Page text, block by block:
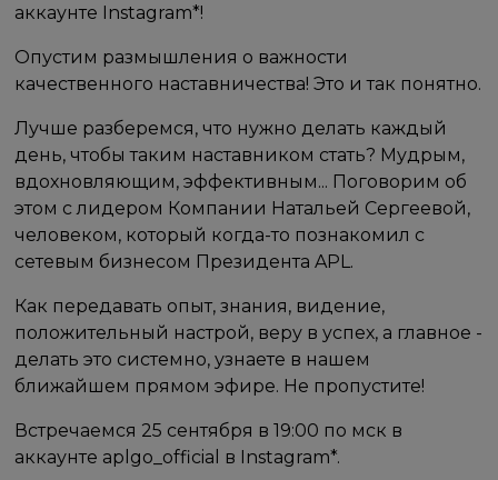
аккаунте Instagram*!
Опустим размышления о важности
качественного наставничества! Это и так понятно.
Лучше разберемся, что нужно делать каждый
день, чтобы таким наставником стать? Мудрым,
вдохновляющим, эффективным... Поговорим об
этом с лидером Компании Натальей Сергеевой,
человеком, который когда-то познакомил с
сетевым бизнесом Президента APL.
Как передавать опыт, знания, видение,
положительный настрой, веру в успех, а главное -
делать это системно, узнаете в нашем
ближайшем прямом эфире. Не пропустите!
Встречаемся 25 сентября в 19:00 по мск в
аккаунте aplgo_official в Instagram*.